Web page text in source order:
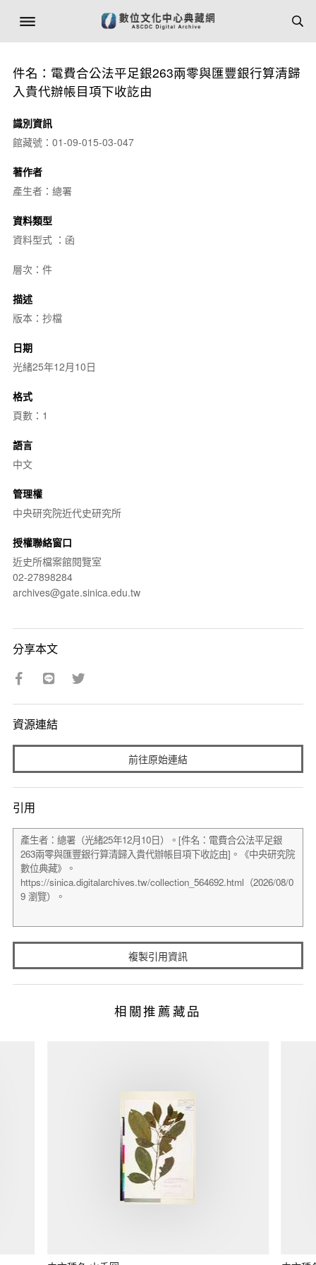
件名：電費合公法平足銀263兩零與匯豐銀行算清歸
入貴代辦帳目項下收訖由
識別資訊
館藏號：01-09-015-03-047
著作者
產生者：總署
資料類型
資料型式 ：函
層次：件
描述
版本：抄檔
日期
光緒25年12月10日
格式
頁數：1
語言
中文
管理權
中央研究院近代史研究所
授權聯絡窗口
近史所檔案館閱覽室
02-27898284
archives@gate.sinica.edu.tw
分享本文
資源連結
前往原始連結
引用
複製引用資訊
相關推薦藏品